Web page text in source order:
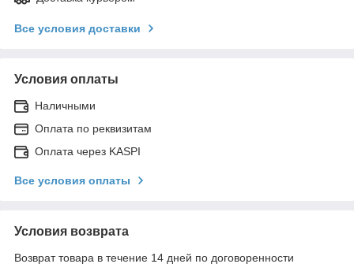
Все условия доставки
Условия оплаты
Наличными
Оплата по реквизитам
Оплата через KASPI
Все условия оплаты
Условия возврата
Возврат товара в течение 14 дней по договоренности